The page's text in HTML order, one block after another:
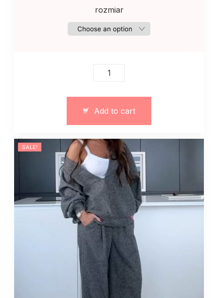
rozmiar
Damski
krótką
marynarką
quantity
Add to cart
SALE!